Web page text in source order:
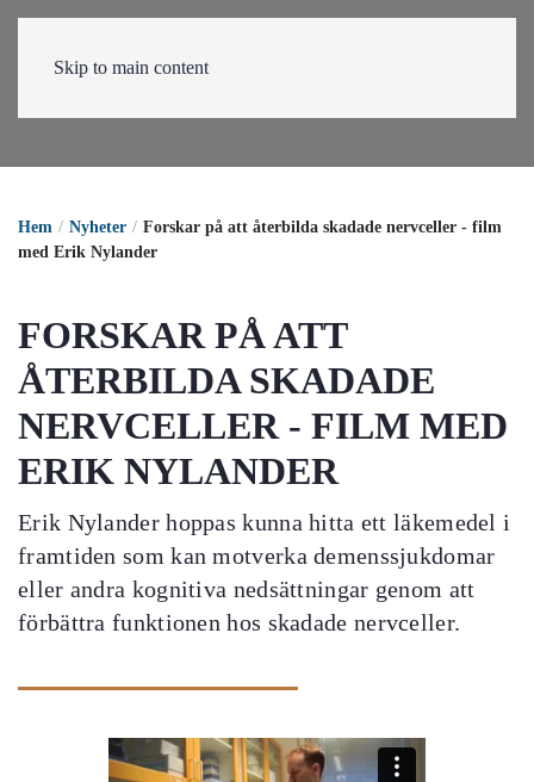
Skip to main content
Hem Nyheter
Forskar på att återbilda skadade nervceller - film
med Erik Nylander
FORSKAR PÅ ATT
ÅTERBILDA SKADADE
NERVCELLER - FILM MED
ERIK NYLANDER
Erik Nylander hoppas kunna hitta ett läkemedel i
framtiden som kan motverka demenssjukdomar
eller andra kognitiva nedsättningar genom att
förbättra funktionen hos skadade nervceller.